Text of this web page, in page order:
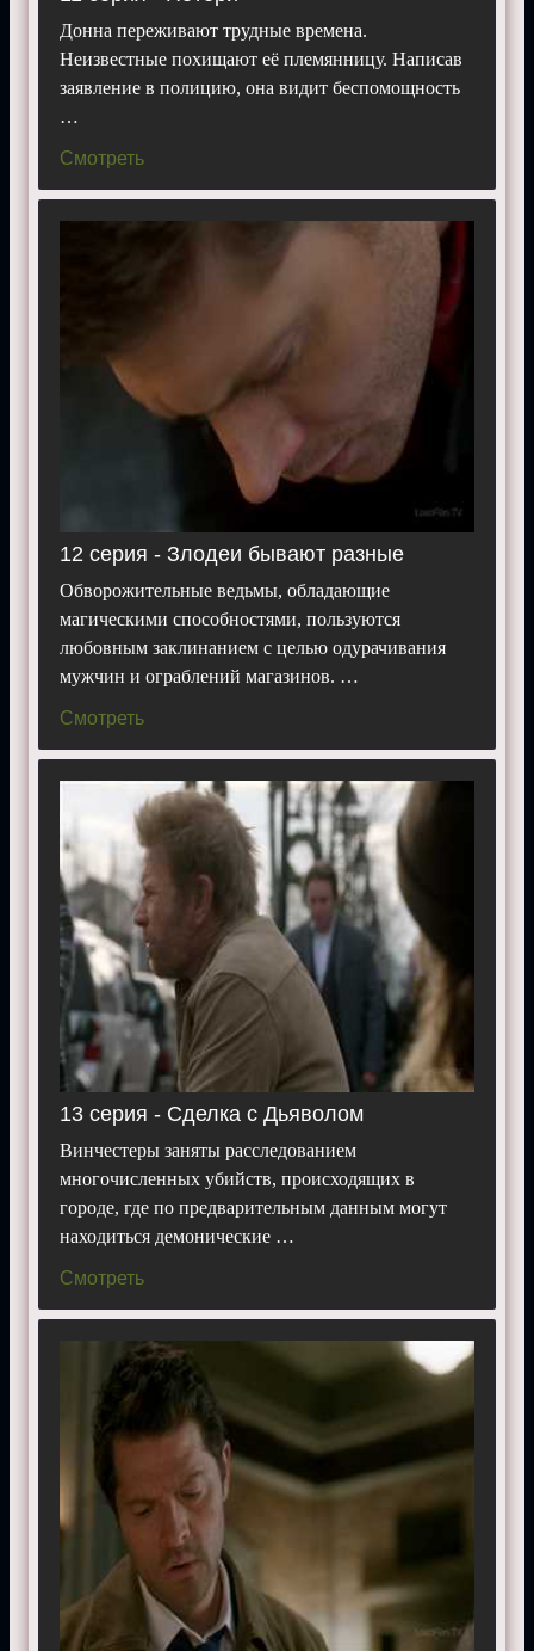
Донна переживают трудные времена.
Неизвестные похищают её племянницу. Написав
заявление в полицию, она видит беспомощность
…
Смотреть
12 серия - Злодеи бывают разные
Обворожительные ведьмы, обладающие
магическими способностями, пользуются
любовным заклинанием с целью одурачивания
мужчин и ограблений магазинов. …
Смотреть
13 серия - Сделка с Дьяволом
Винчестеры заняты расследованием
многочисленных убийств, происходящих в
городе, где по предварительным данным могут
находиться демонические …
Смотреть